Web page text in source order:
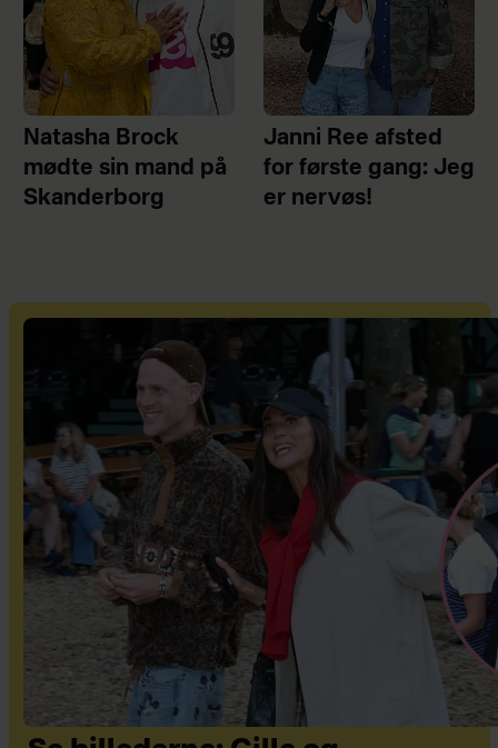
Natasha Brock
mødte sin mand på
Skanderborg
Janni Ree afsted
for første gang: Jeg
er nervøs!